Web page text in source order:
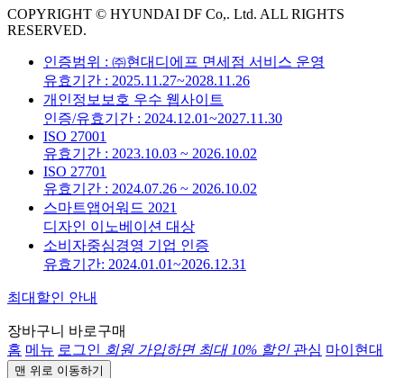
COPYRIGHT © HYUNDAI DF Co,. Ltd. ALL RIGHTS
RESERVED.
인증범위 : ㈜현대디에프 면세점 서비스 운영
유효기간 : 2025.11.27~2028.11.26
개인정보보호 우수 웹사이트
인증/유효기간 : 2024.12.01~2027.11.30
ISO 27001
유효기간 : 2023.10.03 ~ 2026.10.02
ISO 27701
유효기간 : 2024.07.26 ~ 2026.10.02
스마트앱어워드 2021
디자인 이노베이션 대상
소비자중심경영 기업 인증
유효기간: 2024.01.01~2026.12.31
최대할인 안내
장바구니 바로구매
홈 메뉴 로그인 회원 가입하면 최대 10% 할인 관심 마이현대
맨 위로 이동하기